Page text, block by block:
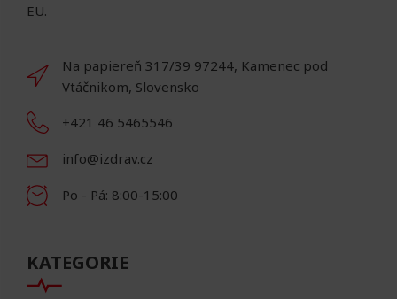
EU.
Na papiereň 317/39 97244, Kamenec pod
Vtáčnikom, Slovensko
+421 46 5465546
info@izdrav.cz
Po - Pá: 8:00-15:00
KATEGORIE